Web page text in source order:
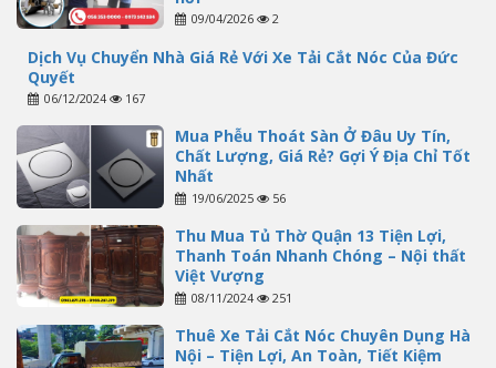
09/04/2026 2
Dịch Vụ Chuyển Nhà Giá Rẻ Với Xe Tải Cắt Nóc Của Đức
Quyết
06/12/2024 167
Mua Phễu Thoát Sàn Ở Đâu Uy Tín,
Chất Lượng, Giá Rẻ? Gợi Ý Địa Chỉ Tốt
Nhất
19/06/2025 56
Thu Mua Tủ Thờ Quận 13 Tiện Lợi,
Thanh Toán Nhanh Chóng – Nội thất
Việt Vượng
08/11/2024 251
Thuê Xe Tải Cắt Nóc Chuyên Dụng Hà
Nội – Tiện Lợi, An Toàn, Tiết Kiệm